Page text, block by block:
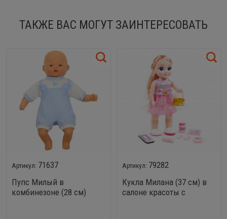
ТАКЖЕ ВАС МОГУТ ЗАИНТЕРЕСОВАТЬ
71637
Пупс Милый в
комбинезоне (28 см)
79282
Кукла Милана (37 см) в
салоне красоты с